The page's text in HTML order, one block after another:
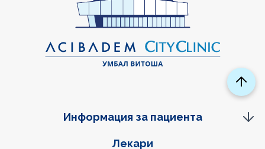
Фуутер навигация
Лекари
Информация за пациента